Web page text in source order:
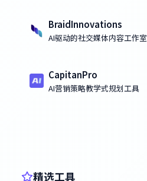
BraidInnovations
AI驱动的社交媒体内容工作室
CapitanPro
AI营销策略教学式规划工具
精选工具